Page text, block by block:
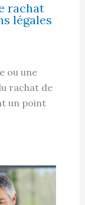
rachat
légales
ou une
rachat de
un point